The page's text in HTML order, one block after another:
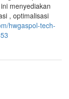
menyediakan
, optimalisasi
hwgaspol-tech-